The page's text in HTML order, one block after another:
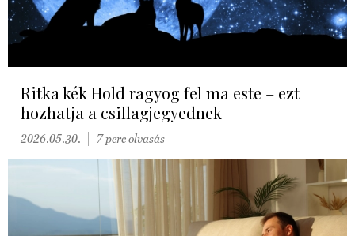
Ritka kék Hold ragyog fel ma este – ezt
hozhatja a csillagjegyednek
2026.05.30. 7 perc olvasás